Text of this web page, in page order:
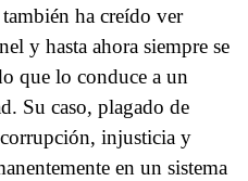
ha creído ver
y hasta ahora siempre se
que lo conduce a un
Su caso, plagado de
injusticia y
en un sistema